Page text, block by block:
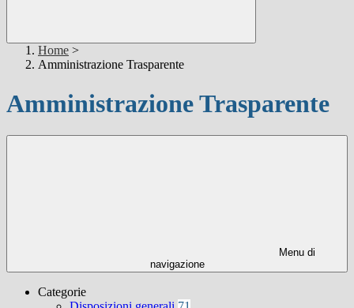
Home >
Amministrazione Trasparente
Amministrazione Trasparente
Menu di
navigazione
Categorie